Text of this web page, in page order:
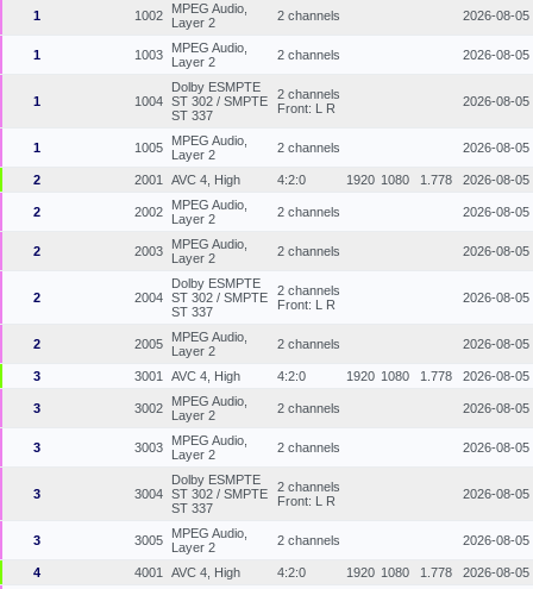
1 1002
MPEG Audio,
Layer 2
2 channels 2026-08-05
1 1003
MPEG Audio,
Layer 2
2 channels 2026-08-05
1 1004
Dolby ESMPTE
ST 302 / SMPTE
ST 337
2 channels
Front: L R
2026-08-05
1 1005
MPEG Audio,
Layer 2
2 channels 2026-08-05
2 2001 AVC 4, High 4:2:0 1920 1080 1.778 2026-08-05
2 2002
MPEG Audio,
Layer 2
2 channels 2026-08-05
2 2003
MPEG Audio,
Layer 2
2 channels 2026-08-05
2 2004
Dolby ESMPTE
ST 302 / SMPTE
ST 337
2 channels
Front: L R
2026-08-05
2 2005
MPEG Audio,
Layer 2
2 channels 2026-08-05
3 3001 AVC 4, High 4:2:0 1920 1080 1.778 2026-08-05
3 3002
MPEG Audio,
Layer 2
2 channels 2026-08-05
3 3003
MPEG Audio,
Layer 2
2 channels 2026-08-05
3 3004
Dolby ESMPTE
ST 302 / SMPTE
ST 337
2 channels
Front: L R
2026-08-05
3 3005
MPEG Audio,
Layer 2
2 channels 2026-08-05
4 4001 AVC 4, High 4:2:0 1920 1080 1.778 2026-08-05